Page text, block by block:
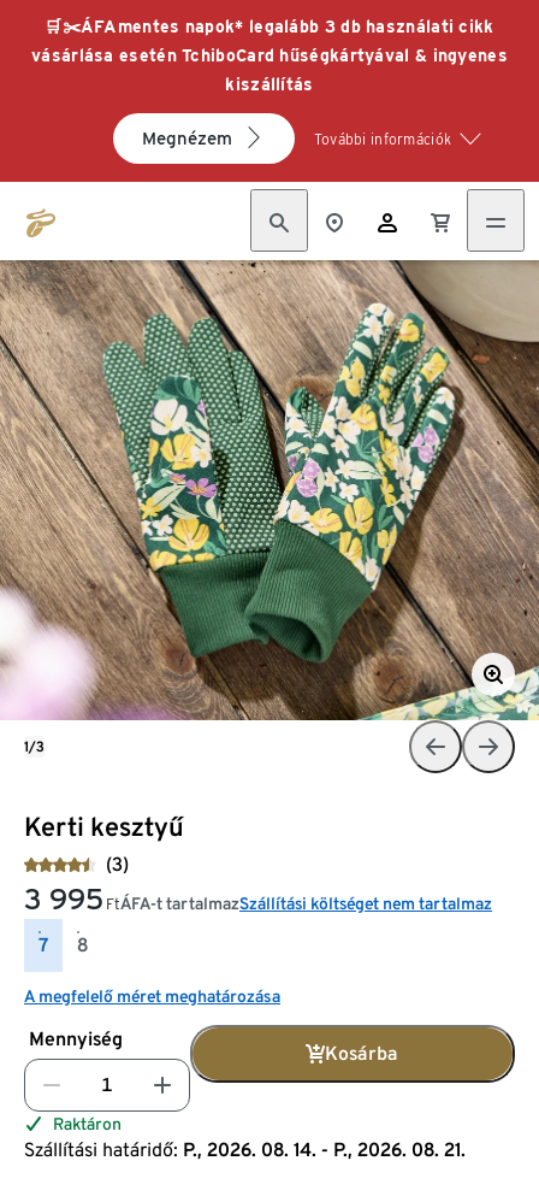
🛒✂️ÁFAmentes napok* legalább 3 db használati cikk
vásárlása esetén TchiboCard hűségkártyával & ingyenes
kiszállítás
Megnézem További információk
Kerti kesztyű
(3)
3 995 FtÁFA-t tartalmazSzállítási költséget nem tartalmaz
7 8
A megfelelő méret meghatározása
Mennyiség
Kosárba
Raktáron
Szállítási határidő: P., 2026. 08. 14. - P., 2026. 08. 21.
1/3